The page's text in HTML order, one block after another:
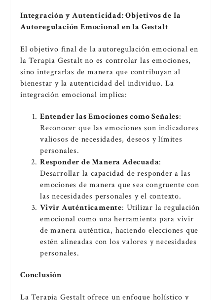
Integración y Autenticidad: Objetivos de la
Autoregulación Emocional en la Gestalt
El objetivo final de la autoregulación emocional en
la Terapia Gestalt no es controlar las emociones,
sino integrarlas de manera que contribuyan al
bienestar y la autenticidad del individuo. La
integración emocional implica:
Entender las Emociones como Señales:
Reconocer que las emociones son indicadores
valiosos de necesidades, deseos y límites
personales.
Responder de Manera Adecuada:
Desarrollar la capacidad de responder a las
emociones de manera que sea congruente con
las necesidades personales y el contexto.
Vivir Auténticamente: Utilizar la regulación
emocional como una herramienta para vivir
de manera auténtica, haciendo elecciones que
estén alineadas con los valores y necesidades
personales.
Conclusión
La Terapia Gestalt ofrece un enfoque holístico y